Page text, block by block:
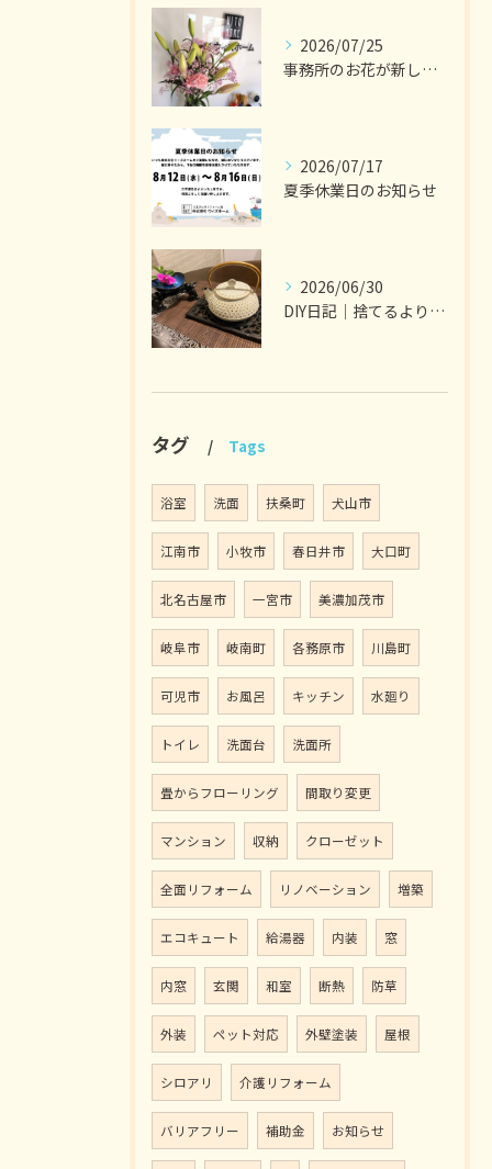
2026/07/25
事務所のお花が新しくなりました。
2026/07/17
夏季休業日のお知らせ
2026/06/30
DIY日記｜捨てるより選ぶ暮らし
タグ Tags
浴室 洗面 扶桑町 犬山市
江南市 小牧市 春日井市 大口町
北名古屋市 一宮市 美濃加茂市
岐阜市 岐南町 各務原市 川島町
可児市 お風呂 キッチン 水廻り
トイレ 洗面台 洗面所
畳からフローリング 間取り変更
マンション 収納 クローゼット
全面リフォーム リノベーション 増築
エコキュート 給湯器 内装 窓
内窓 玄関 和室 断熱 防草
外装 ペット対応 外壁塗装 屋根
シロアリ 介護リフォーム
バリアフリー 補助金 お知らせ